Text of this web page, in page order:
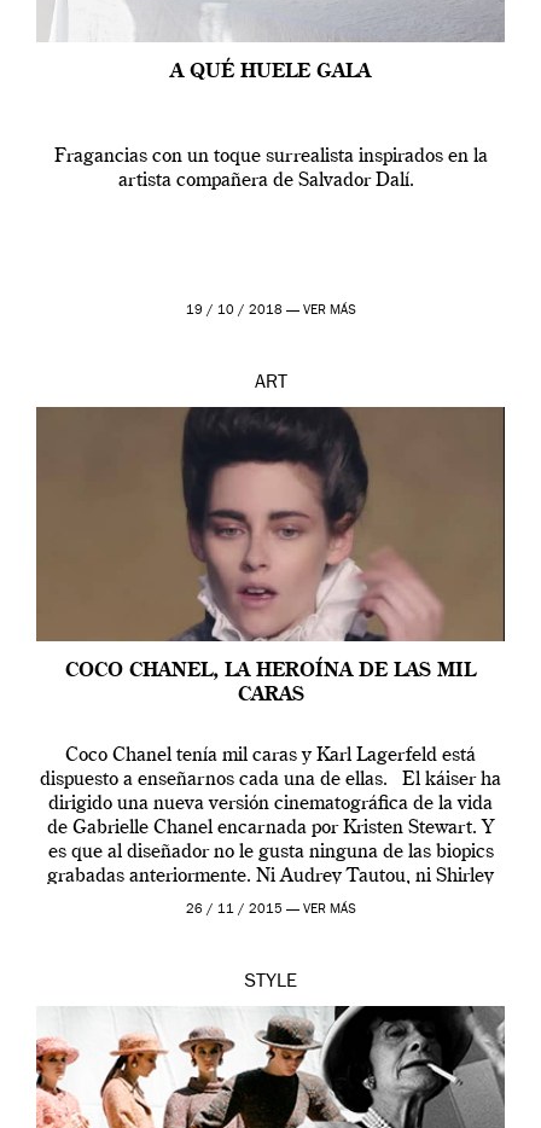
A QUÉ HUELE GALA
Fragancias con un toque surrealista inspirados en la
artista compañera de Salvador Dalí.
19 / 10 / 2018 — VER MÁS
ART
COCO CHANEL, LA HEROÍNA DE LAS MIL
CARAS
Coco Chanel tenía mil caras y Karl Lagerfeld está
dispuesto a enseñarnos cada una de ellas. El káiser ha
dirigido una nueva versión cinematográfica de la vida
de Gabrielle Chanel encarnada por Kristen Stewart. Y
es que al diseñador no le gusta ninguna de las biopics
grabadas anteriormente. Ni Audrey Tautou, ni Shirley
McLaine ni ninguna otra. A él […]
26 / 11 / 2015 — VER MÁS
STYLE